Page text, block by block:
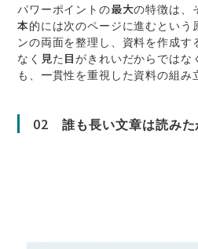
パワーポイントの最大の特徴は、
本的には次のページに進むという
ンの両面を整理し、資料を作成す
なく見た目がきれいだからではな
も、一貫性を重視した資料の組み
02 誰も長い文章は読み